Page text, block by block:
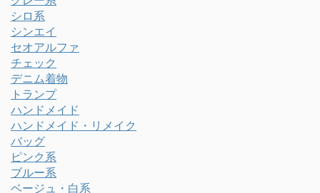
シロ系
シンエイ
セオアルファ
チェック
デニム着物
トランプ
ハンドメイド
ハンドメイド・リメイク
バッグ
ピンク系
ブルー系
ベージュ・白系